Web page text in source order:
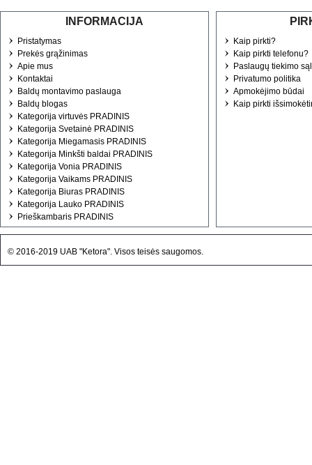
INFORMACIJA
Pristatymas
Prekės grąžinimas
Apie mus
Kontaktai
Baldų montavimo paslauga
Baldų blogas
Kategorija virtuvės PRADINIS
Kategorija Svetainė PRADINIS
Kategorija Miegamasis PRADINIS
Kategorija Minkšti baldai PRADINIS
Kategorija Vonia PRADINIS
Kategorija Vaikams PRADINIS
Kategorija Biuras PRADINIS
Kategorija Lauko PRADINIS
Prieškambaris PRADINIS
Kaip pirkti?
Kaip pirkti telefonu?
Paslaugų tiekimo
Privatumo politika
Apmokėjimo būdai
Kaip pirkti
© 2016-2019 UAB "Ketora". Visos teisės saugomos.